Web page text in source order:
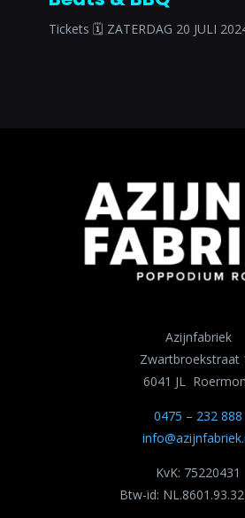
Tickets 🗓 ZATERDAG 20 JULI
Azijnfabriek
Zwartbroekstraat
6041 JL
0475 – 232 888
KvK: 75220431
Btw-id: